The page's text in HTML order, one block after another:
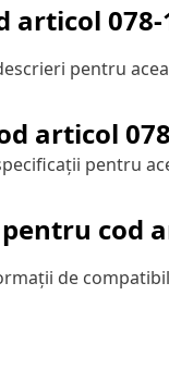
articol
pentru
articol
pentru
cod
de